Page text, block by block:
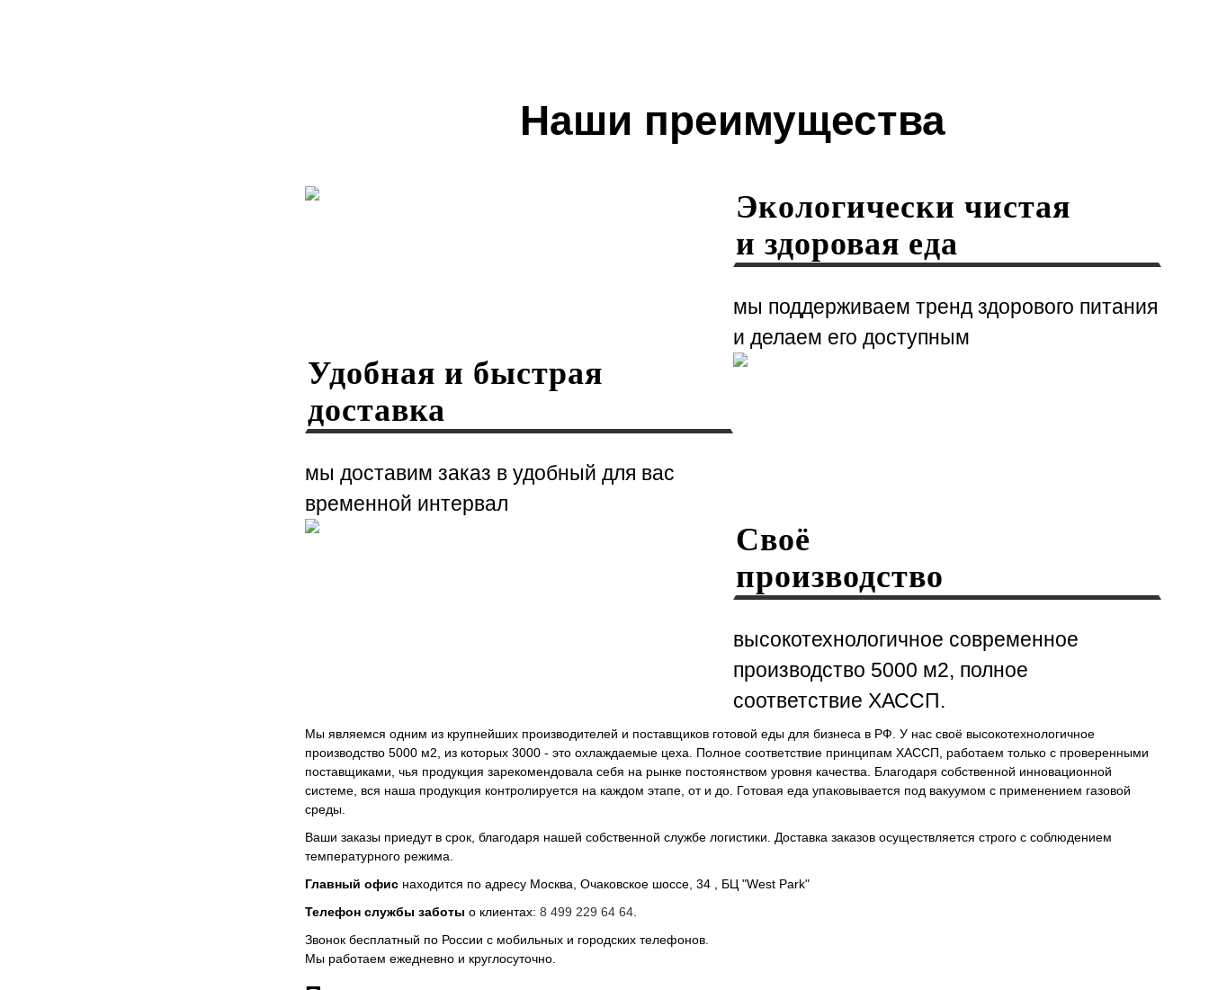
Наши преимущества
Экологически чистая
и здоровая еда
мы поддерживаем тренд здорового питания
и делаем его доступным
Удобная и быстрая
доставка
мы доставим заказ в удобный для вас
временной интервал
Своё
производство
высокотехнологичное современное
производство 5000 м2, полное
соответствие ХАССП.
Мы являемся одним из крупнейших производителей и поставщиков готовой еды для бизнеса в РФ. У нас своё высокотехнологичное
производство 5000 м2, из которых 3000 - это охлаждаемые цеха. Полное соответствие принципам ХАССП, работаем только с проверенными
поставщиками, чья продукция зарекомендовала себя на рынке постоянством уровня качества. Благодаря собственной инновационной
системе, вся наша продукция контролируется на каждом этапе, от и до. Готовая еда упаковывается под вакуумом с применением газовой
среды.
Ваши заказы приедут в срок, благодаря нашей собственной службе логистики. Доставка заказов осуществляется строго с соблюдением
температурного режима.
Главный офиснаходится по адресу Москва, Очаковское шоссе, 34 , БЦ "West Park"
Телефон службы заботы о клиентах: 8 499 229 64 64.
Звонок бесплатный по России с мобильных и городских телефонов.
Мы работаем ежедневно и круглосуточно.